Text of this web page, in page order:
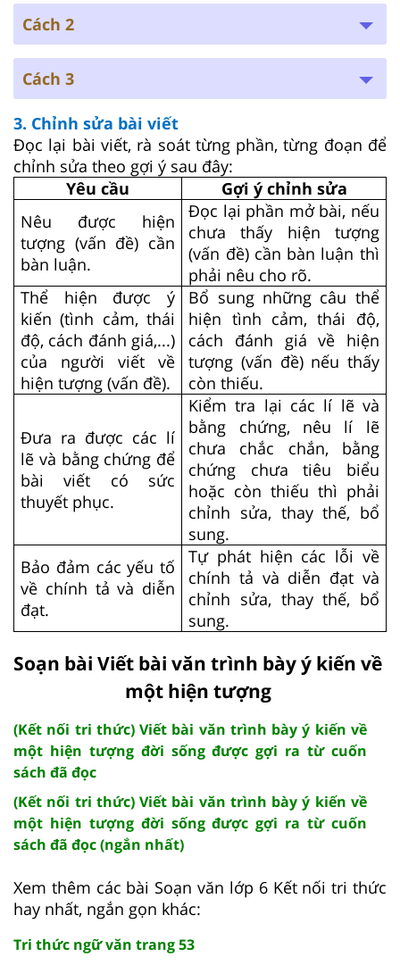
Cách 2
Cách 3
3. Chỉnh sửa bài viết
Đọc lại bài viết, rà soát từng phần, từng đoạn để
chỉnh sửa theo gợi ý sau đây:
Yêu cầu
Gợi ý chỉnh sửa
Nêu được hiện
tượng (vấn đề) cần
bàn luận.
Đọc lại phần mở bài, nếu
chưa thấy hiện tượng
(vấn đề) cần bàn luận thì
phải nêu cho rõ.
Thể hiện được ý
kiến (tình cảm, thái
độ, cách đánh giá,...)
của người viết về
hiện tượng (vấn đề).
Bổ sung những câu thể
hiện tình cảm, thái độ,
cách đánh giá về hiện
tượng (vấn đề) nếu thấy
còn thiếu.
Đưa ra được các lí
lẽ và bằng chứng để
bài viết có sức
thuyết phục.
Kiểm tra lại các lí lẽ và
bằng chứng, nêu lí lẽ
chưa chắc chắn, bằng
chứng chưa tiêu biểu
hoặc còn thiếu thì phải
chỉnh sửa, thay thế, bổ
sung.
Bảo đảm các yếu tố
về chính tả và diễn
đạt.
Tự phát hiện các lỗi về
chính tả và diễn đạt và
chỉnh sửa, thay thế, bổ
sung.
Soạn bài Viết bài văn trình bày ý kiến về
một hiện tượng
(Kết nối tri thức) Viết bài văn trình bày ý kiến về
một hiện tượng đời sống được gợi ra từ cuốn
sách đã đọc
(Kết nối tri thức) Viết bài văn trình bày ý kiến về
một hiện tượng đời sống được gợi ra từ cuốn
sách đã đọc (ngắn nhất)
Xem thêm các bài Soạn văn lớp 6 Kết nối tri thức
hay nhất, ngắn gọn khác:
Tri thức ngữ văn trang 53